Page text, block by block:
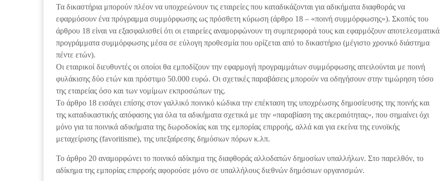
Τα δικαστήρια μπορούν πλέον να υποχρεώνουν τις εταιρείες που καταδικάζονται για αδικήματα διαφθοράς να
εφαρμόσουν ένα πρόγραμμα συμμόρφωσης ως πρόσθετη κύρωση (άρθρο 18 – «ποινή συμμόρφωσης»). Σκοπός του
άρθρου 18 είναι να εξασφαλισθεί ότι οι εταιρείες αναμορφώνουν τη συμπεριφορά τους και εφαρμόζουν αποτελεσματικά
προγράμματα συμμόρφωσης μέσα σε εύλογη προθεσμία που ορίζεται από το δικαστήριο (μέγιστο χρονικό διάστημα
πέντε ετών).
Οι εταιρικοί διευθυντές οι οποίοι θα εμποδίζουν την εφαρμογή προγραμμάτων συμμόρφωσης απειλούνται με ποινή
φυλάκισης δύο ετών και πρόστιμο 50.000 ευρώ. Οι σχετικές παραβάσεις μπορούν να οδηγήσουν στην τιμώρηση τόσο
της εταιρείας όσο και των νομίμων εκπροσώπων της.
Το άρθρο 18 εισάγει επίσης στον γαλλικό ποινικό κώδικα την επέκταση της υποχρέωσης δημοσίευσης της ποινής και
της καταδικαστικής απόφασης για όλα τα αδικήματα σχετικά με την «παραβίαση της ακεραιότητας», που σημαίνει όχι
μόνο για τα ποινικά αδικήματα της δωροδοκίας και της εμπορίας επιρροής, αλλά και για εκείνα της ευνοϊκής
μεταχείρισης (favoritisme), της υπεξαίρεσης δημόσιων πόρων κ.λπ.
Το άρθρο 20 αναμορφώνει το ποινικό αδίκημα της διαφθοράς αλλοδαπών δημοσίων υπαλλήλων. Στο παρελθόν, το
αδίκημα της εμπορίας επιρροής αφορούσε μόνο σε υπαλλήλους διεθνών δημόσιων οργανισμών.